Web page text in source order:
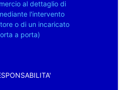
al dettaglio di
l'intervento
o di un incaricato
a porta)